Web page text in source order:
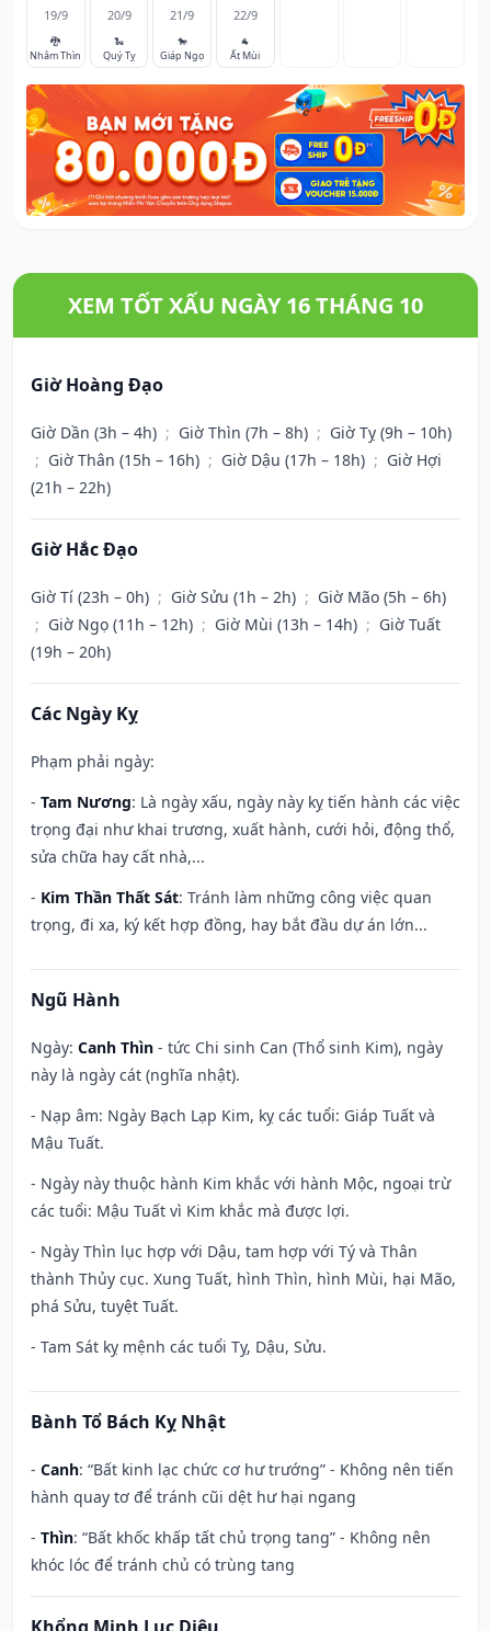
19/9
🐉
Nhâm Thìn
20/9
🐍
Quý Tỵ
21/9
🐎
Giáp Ngọ
22/9
🐐
Ất Mùi
XEM TỐT XẤU NGÀY 16 THÁNG 10
Giờ Hoàng Đạo
Giờ Dần (3h – 4h) ; Giờ Thìn (7h – 8h) ; Giờ Tỵ (9h – 10h)
; Giờ Thân (15h – 16h) ; Giờ Dậu (17h – 18h) ; Giờ Hợi
(21h – 22h)
Giờ Hắc Đạo
Giờ Tí (23h – 0h) ; Giờ Sửu (1h – 2h) ; Giờ Mão (5h – 6h)
; Giờ Ngọ (11h – 12h) ; Giờ Mùi (13h – 14h) ; Giờ Tuất
(19h – 20h)
Các Ngày Kỵ
Phạm phải ngày:
- Tam Nương: Là ngày xấu, ngày này kỵ tiến hành các việc
trọng đại như khai trương, xuất hành, cưới hỏi, động thổ,
sửa chữa hay cất nhà,...
- Kim Thần Thất Sát: Tránh làm những công việc quan
trọng, đi xa, ký kết hợp đồng, hay bắt đầu dự án lớn...
Ngũ Hành
Ngày: Canh Thìn - tức Chi sinh Can (Thổ sinh Kim), ngày
này là ngày cát (nghĩa nhật).
- Nạp âm: Ngày Bạch Lạp Kim, kỵ các tuổi: Giáp Tuất và
Mậu Tuất.
- Ngày này thuộc hành Kim khắc với hành Mộc, ngoại trừ
các tuổi: Mậu Tuất vì Kim khắc mà được lợi.
- Ngày Thìn lục hợp với Dậu, tam hợp với Tý và Thân
thành Thủy cục. Xung Tuất, hình Thìn, hình Mùi, hại Mão,
phá Sửu, tuyệt Tuất.
- Tam Sát kỵ mệnh các tuổi Tỵ, Dậu, Sửu.
Bành Tổ Bách Kỵ Nhật
- Canh: “Bất kinh lạc chức cơ hư trướng” - Không nên tiến
hành quay tơ để tránh cũi dệt hư hại ngang
- Thìn: “Bất khốc khấp tất chủ trọng tang” - Không nên
khóc lóc để tránh chủ có trùng tang